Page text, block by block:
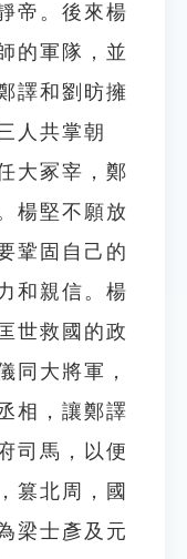
帝。後來楊
的軍隊，並
譯和劉昉擁
人共掌朝
大冢宰，鄭
楊堅不願放
鞏固自己的
和親信。楊
世救國的政
同大將軍，
相，讓鄭譯
司馬，以便
篡北周，國
梁士彥及元